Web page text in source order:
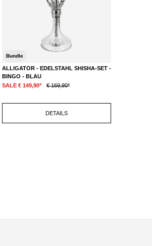
Bundle
ALLIGATOR - EDELSTAHL SHISHA-SET -
BINGO - BLAU
SALE € 149,90*
€ 169,90*
DETAILS